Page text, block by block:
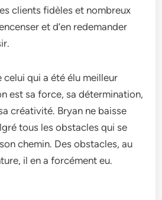
clients fidèles et nombreux
et d’en redemander
celui qui a été élu meilleur
est sa force, sa détermination,
créativité. Bryan ne baisse
tous les obstacles qui se
chemin. Des obstacles, au
il en a forcément eu.